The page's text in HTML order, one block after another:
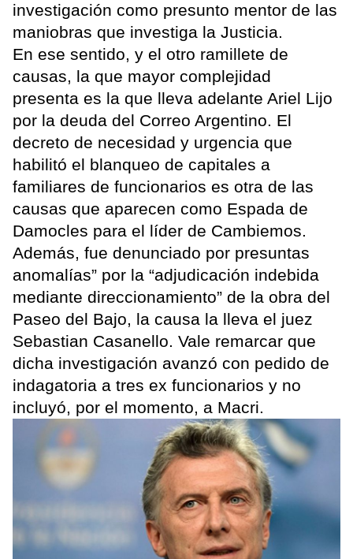
investigación como presunto mentor de las
maniobras que investiga la Justicia.
En ese sentido, y el otro ramillete de
causas, la que mayor complejidad
presenta es la que lleva adelante Ariel Lijo
por la deuda del Correo Argentino. El
decreto de necesidad y urgencia que
habilitó el blanqueo de capitales a
familiares de funcionarios es otra de las
causas que aparecen como Espada de
Damocles para el líder de Cambiemos.
Además, fue denunciado por presuntas
anomalías” por la “adjudicación indebida
mediante direccionamiento” de la obra del
Paseo del Bajo, la causa la lleva el juez
Sebastian Casanello. Vale remarcar que
dicha investigación avanzó con pedido de
indagatoria a tres ex funcionarios y no
incluyó, por el momento, a Macri.